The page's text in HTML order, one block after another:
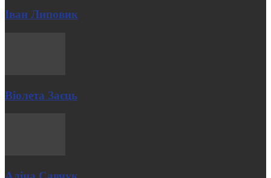
Іван Липовик
Віолета Заєць